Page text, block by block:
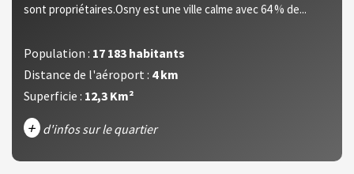
sont propriétaires.Osny est une ville calme avec 64 % de...
Population : 17 183 habitants
Distance de l'aéroport : 4 km
Superficie : 12,3 Km²
+ d'infos sur le quartier